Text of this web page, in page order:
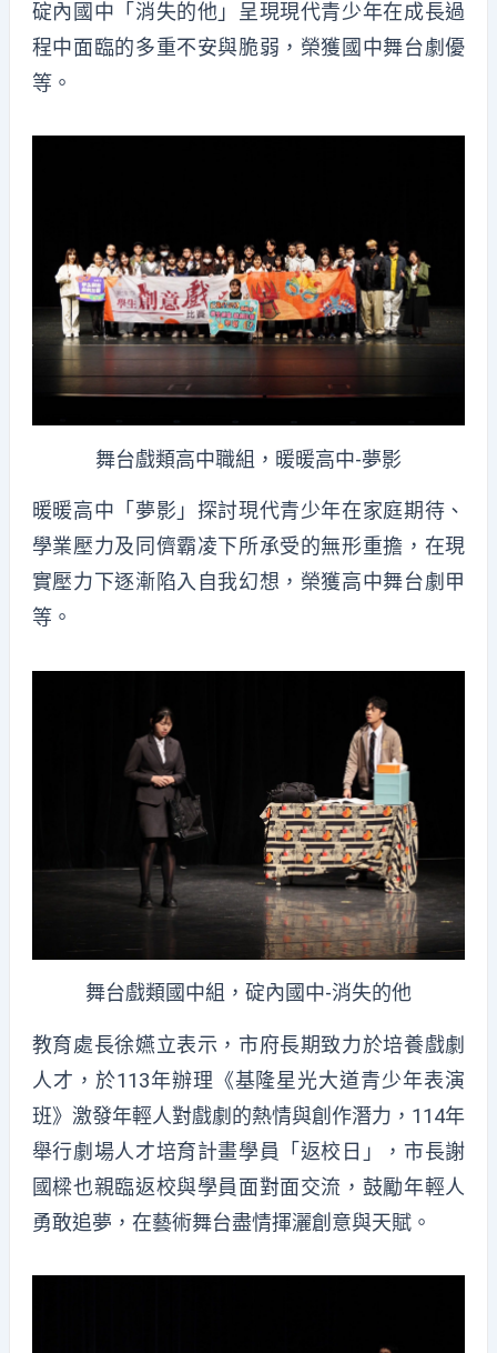
碇內國中「消失的他」呈現現代青少年在成長過
程中面臨的多重不安與脆弱，榮獲國中舞台劇優
等。
舞台戲類高中職組，暖暖高中-夢影
暖暖高中「夢影」探討現代青少年在家庭期待、
學業壓力及同儕霸凌下所承受的無形重擔，在現
實壓力下逐漸陷入自我幻想，榮獲高中舞台劇甲
等。
舞台戲類國中組，碇內國中-消失的他
教育處長徐嬿立表示，市府長期致力於培養戲劇
人才，於113年辦理《基隆星光大道青少年表演
班》激發年輕人對戲劇的熱情與創作潛力，114年
舉行劇場人才培育計畫學員「返校日」，市長謝
國樑也親臨返校與學員面對面交流，鼓勵年輕人
勇敢追夢，在藝術舞台盡情揮灑創意與天賦。